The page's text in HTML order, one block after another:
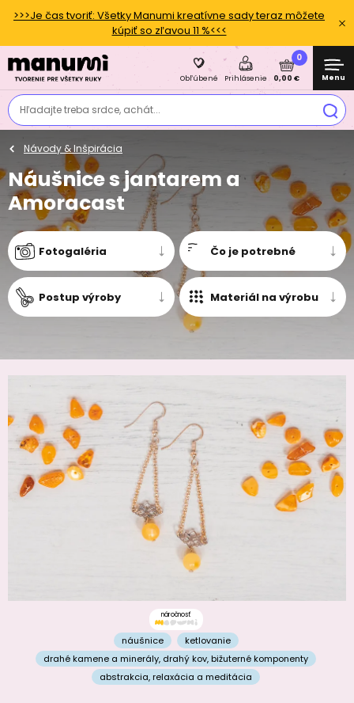
>>>Je čas tvoriť: Všetky Manumi kreatívne sady teraz môžete
kúpiť so zľavou 11 %<<<
Hľadajte treba srdce, achát...
Obľúbené Prihlásenie
0
0,00 € Menu
Návody & Inšpirácia
Náušnice s jantarem a
Amoracast
Fotogaléria Čo je potrebné
Postup výroby Materiál na výrobu
náročnosť
náušnice
ketlovanie
drahé kamene a minerály, drahý kov, bižuterné komponenty
abstrakcia, relaxácia a meditácia